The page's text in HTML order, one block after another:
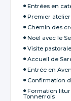
Entrées en
Premier
Chemin des
Noël avec le
Visite
Accueil de
Entrée en
Confirmation
Formation
Tonnerrois